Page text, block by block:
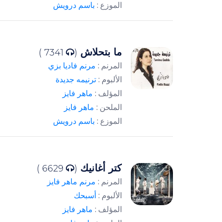
الموزع : باسم درويش
ما بتحلاش (
المرنم : مرنم فاديا بزي
الألبوم : ترنيمه جديدة
المؤلف : ماهر فايز
الملحن : ماهر فايز
الموزع : باسم درويش
كتر أغانيك (
المرنم : مرنم ماهر فايز
الألبوم : أسبحك
المؤلف : ماهر فايز